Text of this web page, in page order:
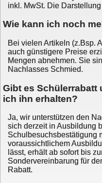
inkl. MwSt. Die
Wie kann ich noch
Bei vielen Artikeln (z.Bsp.
auch günstigere Preise
Mengen abnehmen. Sie
Nachlasses Schmied.
Gibt es Schülerrabatt
ich ihn erhalten?
Ja, wir unterstützen den
sich derzeit in Ausbildung
Schulbesuchsbestätigung
voraussichtlichem
lässt, erhält ab sofort bis
Sondervereinbarung für
Rabatt.